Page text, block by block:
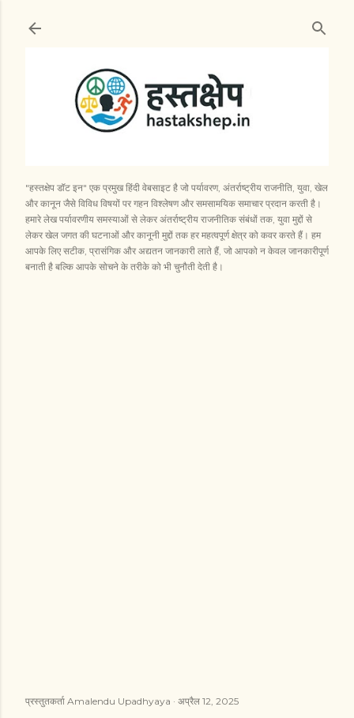
"हस्तक्षेप डॉट इन" एक प्रमुख हिंदी वेबसाइट है जो पर्यावरण, अंतर्राष्ट्रीय राजनीति, युवा, खेल
और कानून जैसे विविध विषयों पर गहन विश्लेषण और समसामयिक समाचार प्रदान करती है।
हमारे लेख पर्यावरणीय समस्याओं से लेकर अंतर्राष्ट्रीय राजनीतिक संबंधों तक, युवा मुद्दों से
लेकर खेल जगत की घटनाओं और कानूनी मुद्दों तक हर महत्वपूर्ण क्षेत्र को कवर करते हैं। हम
आपके लिए सटीक, प्रासंगिक और अद्यतन जानकारी लाते हैं, जो आपको न केवल जानकारीपूर्ण
बनाती है बल्कि आपके सोचने के तरीके को भी चुनौती देती है।
प्रस्तुतकर्ता Amalendu Upadhyaya अप्रैल 12, 2025